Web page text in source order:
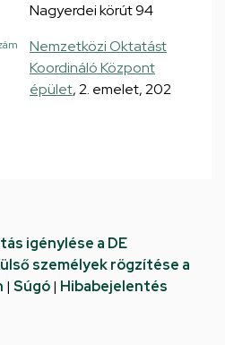
Nagyerdei körút 94
Nemzetközi Oktatást
Koordináló Központ
épület, 2. emelet, 202
igénylése a DE
személyek rögzítése a
| Súgó| Hibabejelentés